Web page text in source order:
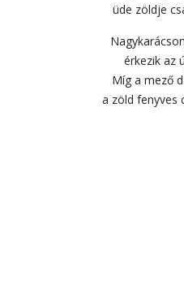
üde zöldje
érkezik az
Míg a mező
a zöld fenyves